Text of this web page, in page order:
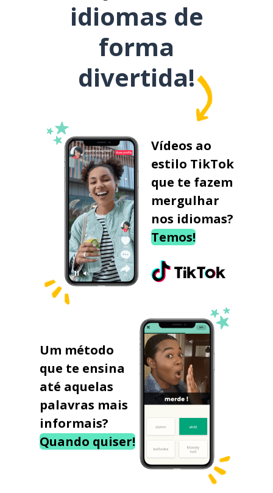
idiomas de
forma
divertida!
Vídeos ao
estilo TikTok
que te fazem
mergulhar
nos idiomas?
Temos!
Um método
que te ensina
até aquelas
palavras mais
informais?
Quando quiser!